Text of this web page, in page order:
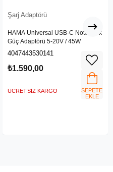
Şarj Adaptörü
HAMA Universal USB-C Notebook
Güç Adaptörü 5-20V / 45W
4047443530141
₺1.590,00
ÜCRETSIZ KARGO
SEPETE
EKLE